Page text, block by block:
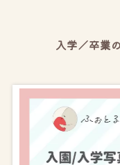
入学／卒業